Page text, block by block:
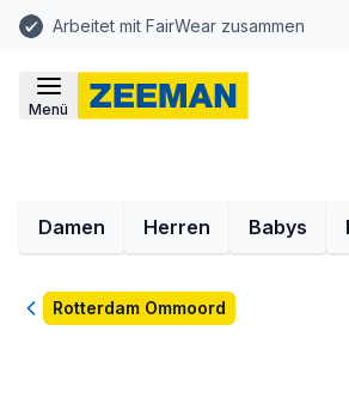
Arbeitet mit FairWear zusammen
Menü
Damen Herren Babys
ZurückRotterdam Ommoord